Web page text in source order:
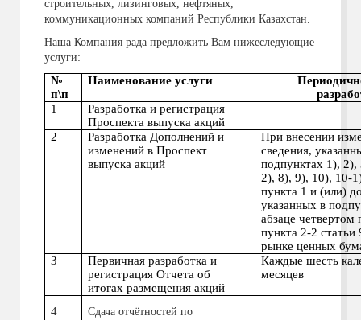
строительных, лизинговых, нефтяных,
коммуникационных компаний Республики Казахстан.
Наша Компания рада предложить Вам нижеследующие
услуги:
№
п\п
Наименование услуги
1
Разработка и регистрация
Проспекта выпуска акций
2
Разработка Дополнений и
изменений в Проспект
выпуска акций
При внесении
сведения,
подпунктах 1),
2), 8), 9), 10), 10-
пункта 1 и (или)
указанных в
абзаце четвертом
пункта 2-2 статьи
рынке ценных
3
Первичная разработка и
регистрация Отчета об
итогах размещения акций
Каждые шесть
месяцев
4
Сдача отчётностей по